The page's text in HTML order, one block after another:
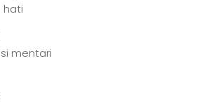
hati
mentari